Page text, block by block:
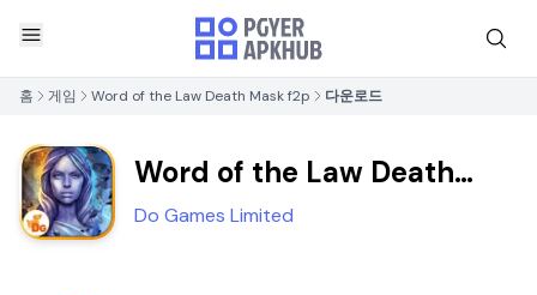
홈 게임 Word of the Law Death Mask f2p 다운로드
Word of the Law Death
Mask f2p
Do Games Limited